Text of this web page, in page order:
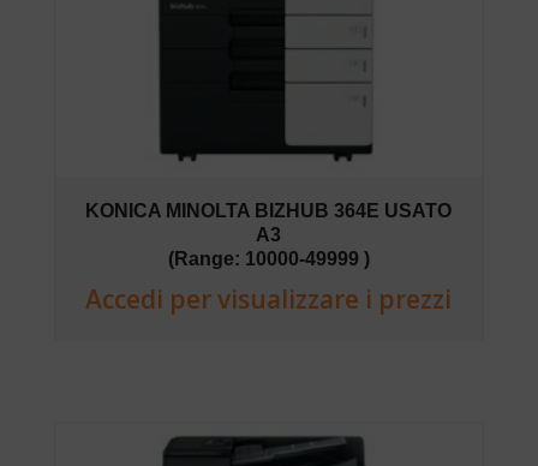
KONICA MINOLTA BIZHUB 364E USATO
A3
(Range: 10000-49999 )
Accedi per visualizzare i prezzi